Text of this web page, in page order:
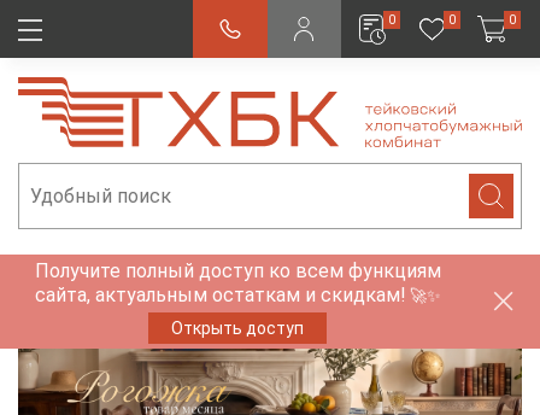
0 0 0
Получите полный доступ ко всем функциям
сайта, актуальным остаткам и скидкам! 🚀✨
Открыть доступ